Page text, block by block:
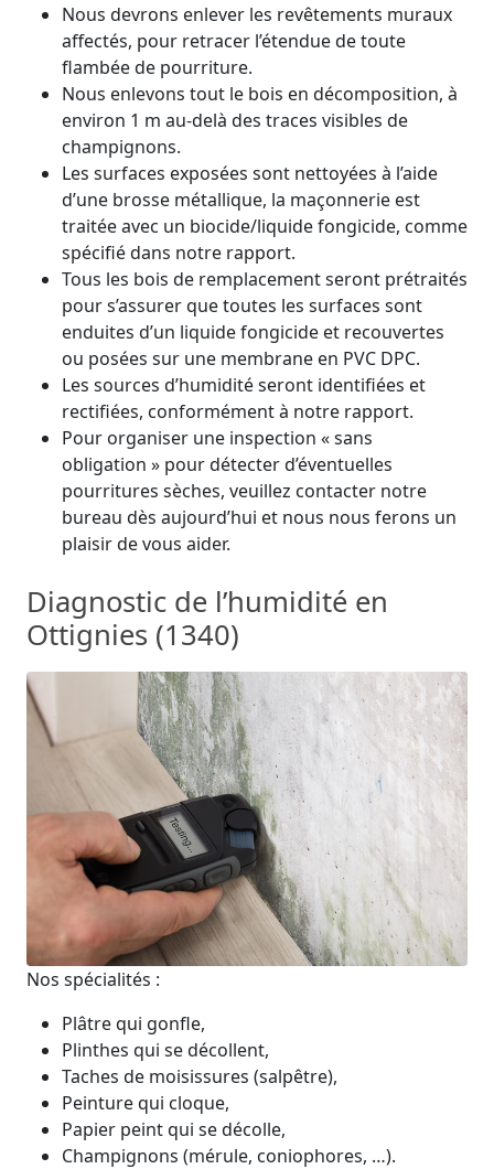
Nous devrons enlever les revêtements muraux
affectés, pour retracer l’étendue de toute
flambée de pourriture.
Nous enlevons tout le bois en décomposition, à
environ 1 m au-delà des traces visibles de
champignons.
Les surfaces exposées sont nettoyées à l’aide
d’une brosse métallique, la maçonnerie est
traitée avec un biocide/liquide fongicide, comme
spécifié dans notre rapport.
Tous les bois de remplacement seront prétraités
pour s’assurer que toutes les surfaces sont
enduites d’un liquide fongicide et recouvertes
ou posées sur une membrane en PVC DPC.
Les sources d’humidité seront identifiées et
rectifiées, conformément à notre rapport.
Pour organiser une inspection « sans
obligation » pour détecter d’éventuelles
pourritures sèches, veuillez contacter notre
bureau dès aujourd’hui et nous nous ferons un
plaisir de vous aider.
Diagnostic de l’humidité en
Ottignies (1340)
Nos spécialités :
Plâtre qui gonfle,
Plinthes qui se décollent,
Taches de moisissures (salpêtre),
Peinture qui cloque,
Papier peint qui se décolle,
Champignons (mérule, coniophores, …).